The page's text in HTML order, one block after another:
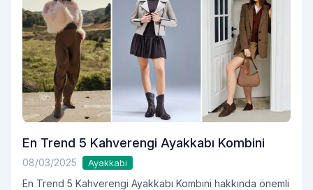
En Trend 5 Kahverengi Ayakkabı Kombini
08/03/2025 Ayakkabı
En Trend 5 Kahverengi Ayakkabı Kombini hakkında önemli